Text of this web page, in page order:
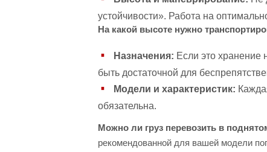
устойчивости». Работа на
На какой высоте нужно
Назначения: Если это хранение
быть достаточной для
Модели и характеристик:
обязательна.
Можно ли груз перевозить в
рекомендованной для вашей модели